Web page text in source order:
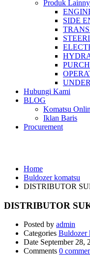
Produk
SIDE
Hubungi Kami
BLOG
Komatsu
Iklan Baris
Procurement
Home
Buldozer komatsu
DISTRIBUTOR
DISTRIBUTOR
Posted by admin
Categories Buldozer
Date September 28,
Comments 0